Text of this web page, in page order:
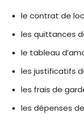
le contrat de
les quittances
le tableau
les justificatifs
les frais de
les dépenses